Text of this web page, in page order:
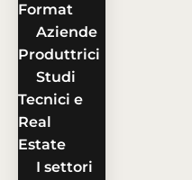
Format
Aziende
Produttrici
Studi
Tecnici e
Real
Estate
I settori